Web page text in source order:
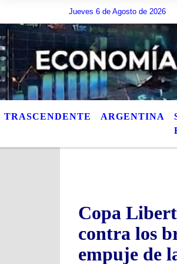
Jueves 6 de Agosto de 2026
Hoy es Jueves 6 de
TRASCENDENTE ARGENTINA
Copa
contra los
empuje de